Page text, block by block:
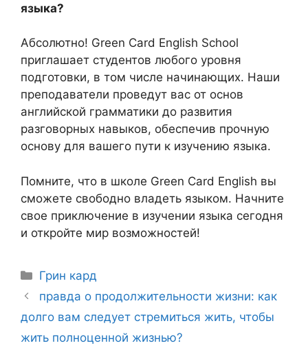
языка?
Абсолютно! Green Card English School
приглашает студентов любого уровня
подготовки, в том числе начинающих. Наши
преподаватели проведут вас от основ
английской грамматики до развития
разговорных навыков, обеспечив прочную
основу для вашего пути к изучению языка.
Помните, что в школе Green Card English вы
сможете свободно владеть языком. Начните
свое приключение в изучении языка сегодня
и откройте мир возможностей!
Рубрики
Грин кард
Навигация
правда о продолжительности жизни: как
долго вам следует стремиться жить, чтобы
жить полноценной жизнью?